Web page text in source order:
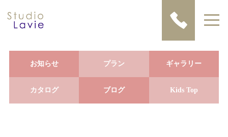
お知らせ プラン ギャラリー
カタログ ブログ Kids Top